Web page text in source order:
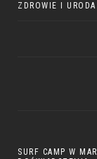
ZDROWIE I URODA
SURF CAMP W